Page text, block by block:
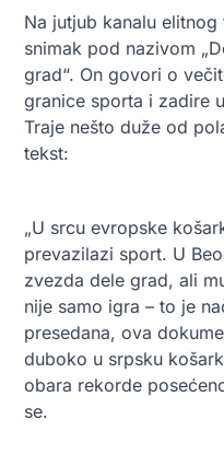
Na jutjub kanalu
snimak pod nazivom
grad“. On govori o
granice sporta i zadire
Traje nešto duže od
tekst:
„U srcu evropske
prevazilazi sport. U
zvezda dele grad, ali
nije samo igra – to je
presedana, ova
duboko u srpsku
obara rekorde
se.